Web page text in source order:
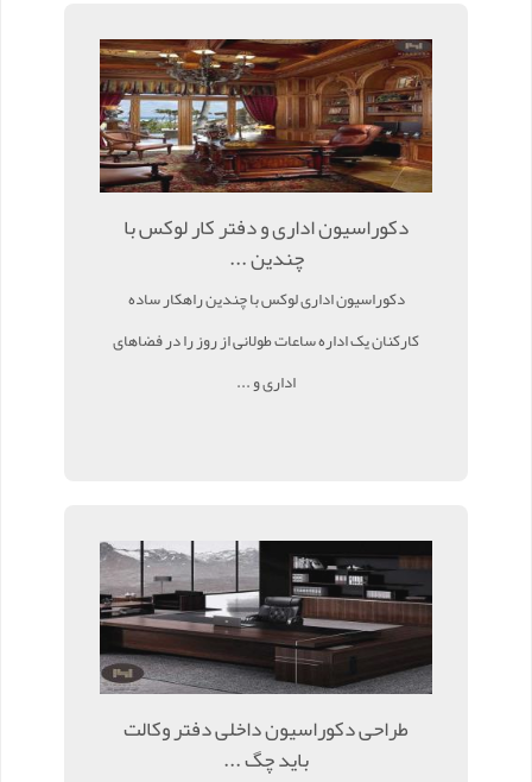
دکوراسیون اداری و دفتر کار لوکس با
چندین ...
دکوراسیون اداری لوکس با چندین راهکار ساده
کارکنان یک اداره ساعات طولانی از روز را در فضاهای
اداری و ...
طراحی دکوراسیون داخلی دفتر وکالت
باید چگ ...